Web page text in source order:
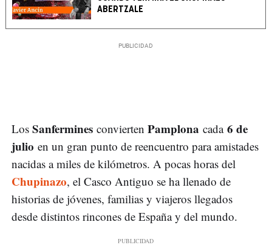
ABERTZALE
Los Sanfermines convierten Pamplona cada 6 de
julio en un gran punto de reencuentro para amistades
nacidas a miles de kilómetros. A pocas horas del
Chupinazo, el Casco Antiguo se ha llenado de
historias de jóvenes, familias y viajeros llegados
desde distintos rincones de España y del mundo.